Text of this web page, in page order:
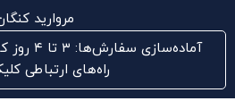
مروارید
راه‌های ارتباطی